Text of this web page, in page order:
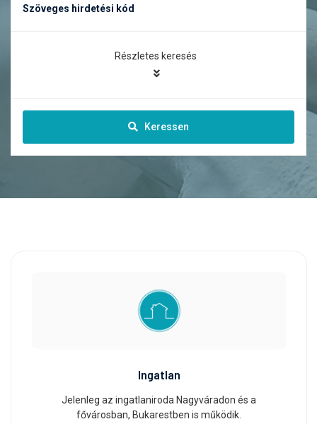
Részletes keresés
Keressen
Ingatlan
Jelenleg az ingatlaniroda Nagyváradon és a
fővárosban, Bukarestben is működik.